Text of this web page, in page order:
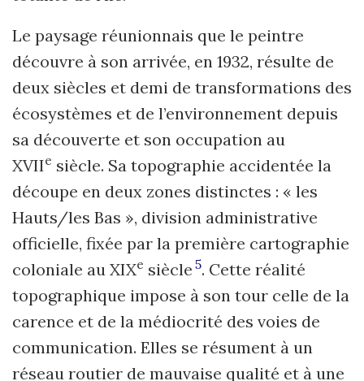
Le paysage réunionnais que le peintre
découvre à son arrivée, en 1932, résulte de
deux siècles et demi de transformations des
écosystèmes et de l’environnement depuis
sa découverte et son occupation au
XVIIe siècle. Sa topographie accidentée la
découpe en deux zones distinctes : « les
Hauts/les Bas », division administrative
officielle, fixée par la première cartographie
coloniale au XIXe siècle 5. Cette réalité
topographique impose à son tour celle de la
carence et de la médiocrité des voies de
communication. Elles se résument à un
réseau routier de mauvaise qualité et à une